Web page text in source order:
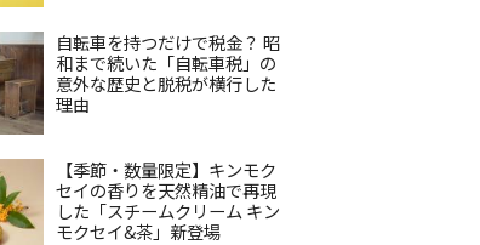
自転車を持つだけで税金？ 昭
和まで続いた「自転車税」の
意外な歴史と脱税が横行した
理由
【季節・数量限定】キンモク
セイの香りを天然精油で再現
した「スチームクリーム キン
モクセイ&茶」新登場